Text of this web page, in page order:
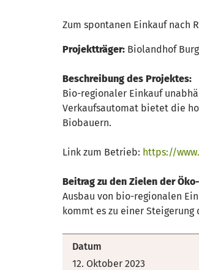
Zum spontanen Einkauf nach
Projektträger: Biolandhof
Beschreibung des Projektes:
Bio-regionaler Einkauf
Verkaufsautomat bietet die
Biobauern.
Link zum Betrieb: https://
Beitrag zu den Zielen der
Ausbau von bio-regionalen
kommt es zu einer Steigerung
Datum
12. Oktober 2023